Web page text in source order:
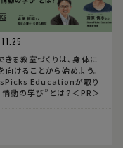
きる教室づくりは、身体に
向けることから始めよう。
Educationが取り
動の学び”とは？＜PR＞